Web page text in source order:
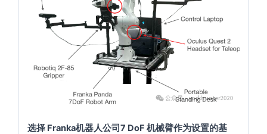
选择 Franka机器人公司7 DoF 机械臂作为设置的基